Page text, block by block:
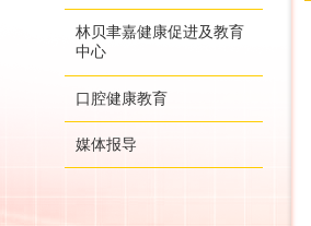
林贝聿嘉健康促进及教育
中心
口腔健康教育
媒体报导